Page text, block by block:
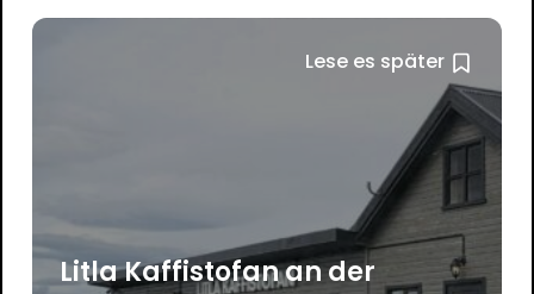
Lese es später
Litla Kaffistofan an der